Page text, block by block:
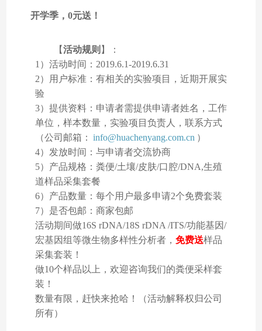
开学季，0元送！
【活动规则 】：
1）活动时间：2019.6.1-2019.6.31
2）用户标准：有相关的实验项目，近期开展实
验
3）提供资料：申请者需提供申请者姓名，工作
单位，样本数量，实验项目负责人，联系方式
（公司邮箱： info@huachenyang.com.cn ）
4）发放时间：与申请者交流协商
5）产品规格：粪便/土壤/皮肤/口腔/DNA,生殖
道样品采集套餐
6）产品数量：每个用户最多申请2个免费套装
7）是否包邮：商家包邮
活动期间做16S rDNA/18S rDNA /ITS/功能基因/
宏基因组等微生物多样性分析者， 免费送样品
采集套装！
做10个样品以上，欢迎咨询我们的粪便采样套
装！
数量有限，赶快来抢哈！（活动解释权归公司
所有）